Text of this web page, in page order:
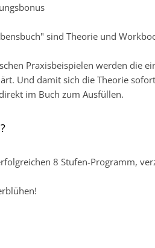
sind Theorie und
Praxisbeispielen werden die
Und damit sich die Theorie
im Buch zum Ausfüllen.
8 Stufen-Programm,